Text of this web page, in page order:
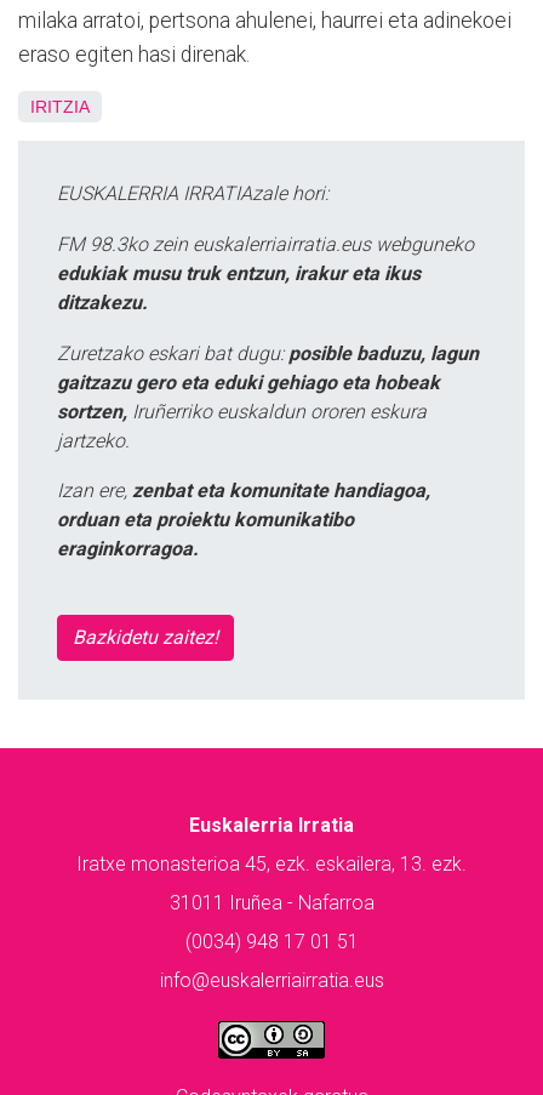
milaka arratoi, pertsona ahulenei, haurrei eta adinekoei
eraso egiten hasi direnak.
IRITZIA
EUSKALERRIA IRRATIAzale hori:
FM 98.3ko zein euskalerriairratia.eus webguneko
edukiak musu truk entzun, irakur eta ikus
ditzakezu.
Zuretzako eskari bat dugu: posible baduzu, lagun
gaitzazu gero eta eduki gehiago eta hobeak
sortzen, Iruñerriko euskaldun ororen eskura
jartzeko.
Izan ere, zenbat eta komunitate handiagoa,
orduan eta proiektu komunikatibo
eraginkorragoa.
Bazkidetu zaitez!
Euskalerria Irratia
Iratxe monasterioa 45, ezk. eskailera, 13. ezk.
31011 Iruñea - Nafarroa
(0034) 948 17 01 51
info@euskalerriairratia.eus